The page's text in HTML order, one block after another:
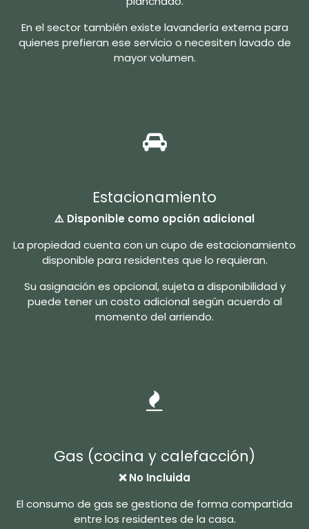
En el sector también existe lavandería externa para
quienes prefieran ese servicio o necesiten lavado de
mayor volumen.
Estacionamiento
⚠️ Disponible como opción adicional
La propiedad cuenta con un cupo de estacionamiento
disponible para residentes que lo requieran.
Su asignación es opcional, sujeta a disponibilidad y
puede tener un costo adicional según acuerdo al
momento del arriendo.
Gas (cocina y calefacción)
❌ No Incluida
El consumo de gas se gestiona de forma compartida
entre los residentes de la casa.